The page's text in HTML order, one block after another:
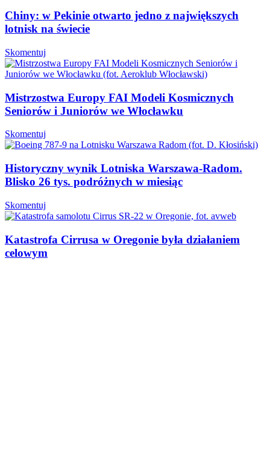
Chiny: w Pekinie otwarto jedno z największych
lotnisk na świecie
Skomentuj
Mistrzostwa Europy FAI Modeli Kosmicznych
Seniorów i Juniorów we Włocławku
Skomentuj
Historyczny wynik Lotniska Warszawa-Radom.
Blisko 26 tys. podróżnych w miesiąc
Skomentuj
Katastrofa Cirrusa w Oregonie była działaniem
celowym